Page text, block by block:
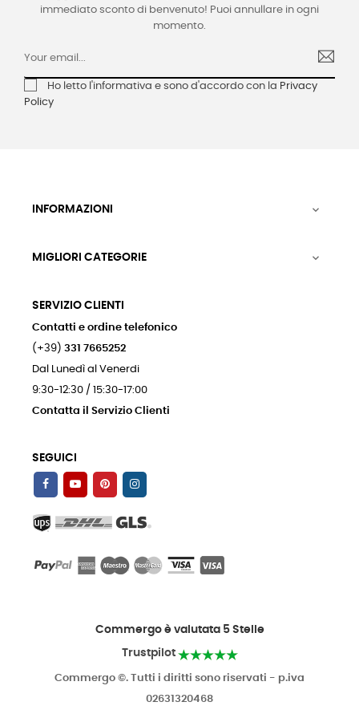
immediato sconto di benvenuto! Puoi annullare in ogni
momento.
Ho letto l'informativa e sono d'accordo con la Privacy
Policy
INFORMAZIONI 
MIGLIORI CATEGORIE 
SERVIZIO CLIENTI
Contatti e ordine telefonico
(+39) 331 7665252
Dal Lunedì al Venerdi
9:30-12:30 / 15:30-17:00
Contatta il Servizio Clienti
SEGUICI
Commergo è valutata 5 Stelle
Trustpilot
Commergo ©. Tutti i diritti sono riservati - p.iva
02631320468